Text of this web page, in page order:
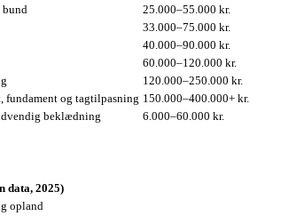
25.000–55.000 kr.
33.000–75.000 kr.
40.000–90.000 kr.
60.000–120.000 kr.
120.000–250.000 kr.
fundament og tagtilpasning 150.000–400.000+ kr.
beklædning 6.000–60.000 kr.
data, 2025)
opland